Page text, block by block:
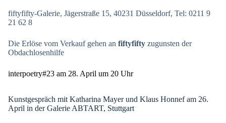
fiftyfifty-Galerie, Jägerstraße 15, 40231 Düsseldorf, Tel: 0211 9
21 62 8
Die Erlöse vom Verkauf gehen an fiftyfifty zugunsten der
Obdachlosenhilfe
interpoetry#23 am 28. April um 20 Uhr
Kunstgespräch mit Katharina Mayer und Klaus Honnef am 26.
April in der Galerie ABTART, Stuttgart